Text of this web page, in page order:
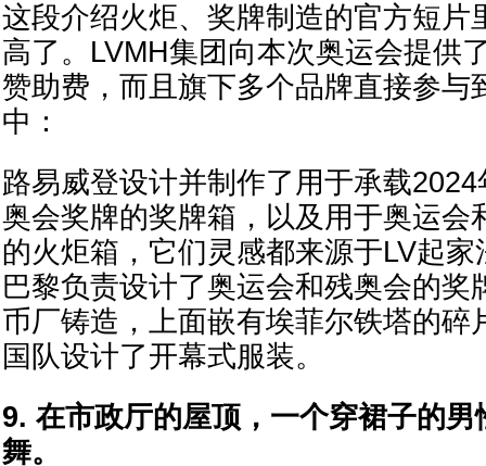
这段介绍火炬、奖牌制造的官方短片
高了。LVMH集团向本次奥运会提供
赞助费，而且旗下多个品牌直接参与
中：
路易威登设计并制作了用于承载
奥会奖牌的奖牌箱，以及用于奥运会
的火炬箱，它们灵感都来源于LV起
巴黎负责设计了奥运会和残奥会的奖
币厂铸造，上面嵌有埃菲尔铁塔的碎
国队设计了开幕式服装。
9. 在市政厅的屋顶，一个穿裙子的
舞。